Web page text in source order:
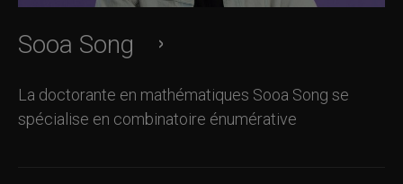
Sooa Song
La doctorante en mathématiques Sooa Song se
spécialise en combinatoire énumérative